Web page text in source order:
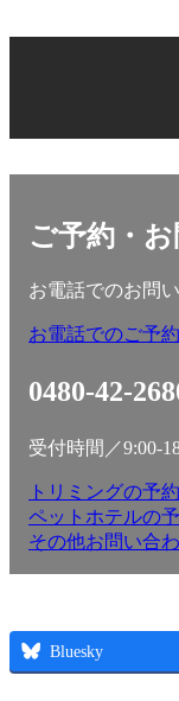
ご予約・
お電話でのお問
お電話でのご予約
0480-42-
受付時間／9:00-
トリミングの予
ペットホテルの
その他お問い合
Bluesky